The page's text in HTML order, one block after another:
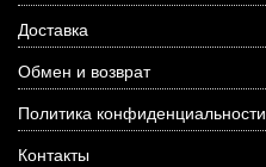
Доставка
Обмен и возврат
Политика конфиденциальности
Контакты